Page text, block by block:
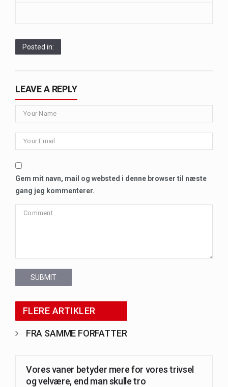
Posted in:
LEAVE A REPLY
Gem mit navn, mail og websted i denne browser til næste
gang jeg kommenterer.
SUBMIT
FLERE ARTIKLER
FRA SAMME FORFATTER
Vores vaner betyder mere for vores trivsel
og velvære, end man skulle tro